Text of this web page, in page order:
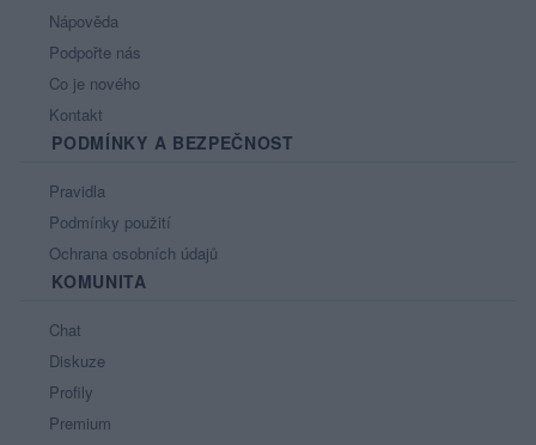
Nápověda
Podpořte nás
Co je nového
Kontakt
PODMÍNKY A BEZPEČNOST
Pravidla
Podmínky použití
Ochrana osobních údajů
KOMUNITA
Chat
Diskuze
Profily
Premium